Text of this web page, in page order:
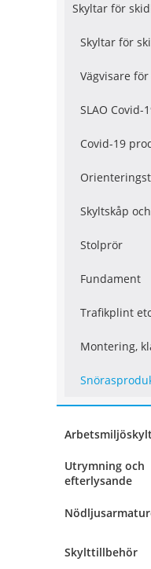
Skyltar för
Skyltar för
Vägvisare
SLAO Covid-
Covid-19
Skyltskåp
Stolprör
Fundament
Trafikplint etc
Montering,
Utrymning och
efterlysande
Skylttillbehör